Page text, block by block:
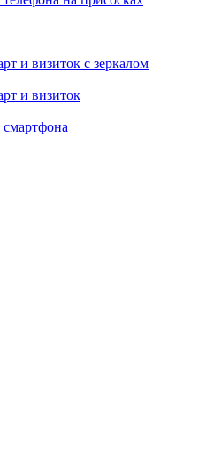
и визиток с зеркалом
и визиток